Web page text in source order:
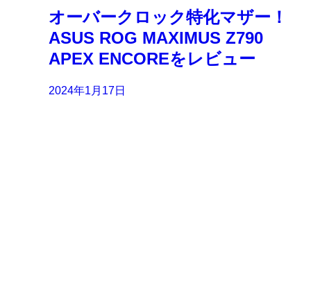
オーバークロック特化マザー！
ASUS ROG MAXIMUS Z790
APEX ENCOREをレビュー
2024年1月17日